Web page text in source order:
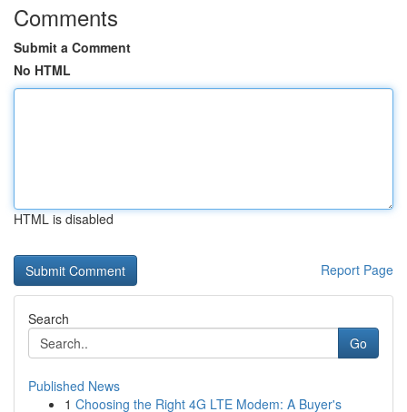
Comments
Submit a Comment
No HTML
HTML is disabled
Report Page
Search
Go
Published News
1 Choosing the Right 4G LTE Modem: A Buyer's